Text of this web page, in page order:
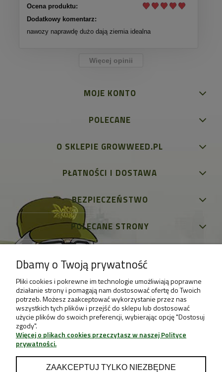
Ocena produktu:
Dodatkowy komentarz:
nawozy naprawdę dużo dają ziemia idealna
Więcej opinii
MOJE KONTO
POLECANE
O SKLEPIE GROWWEED.PL
PŁATNOŚCI I DOSTAWA
BEZPIECZEŃSTWO
POLECANE STRONY
Dbamy o Twoją prywatność
Pliki cookies i pokrewne im technologie umożliwiają poprawne
działanie strony i pomagają nam dostosować ofertę do Twoich
potrzeb. Możesz zaakceptować wykorzystanie przez nas
wszystkich tych plików i przejść do sklepu lub dostosować
użycie plików do swoich preferencji, wybierając opcję "Dostosuj
zgody".
Więcej o plikach cookies przeczytasz w naszej Polityce
prywatności.
ZAAKCEPTUJ TYLKO NIEZBĘDNE